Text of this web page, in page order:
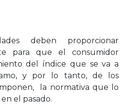
deben proporcionar
para que el consumidor
del índice que se va a
y por lo tanto, de los
la normativa que lo
el pasado.